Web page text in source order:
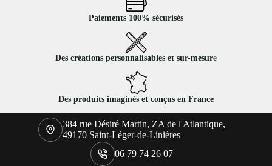
Paiements 100% sécurisés
Des créations personnalisables et sur-mesure
Des produits imaginés et conçus en France
384 rue Désiré Martin, ZA de l'Atlantique,
49170 Saint-Léger-de-Linières
06 79 74 26 07